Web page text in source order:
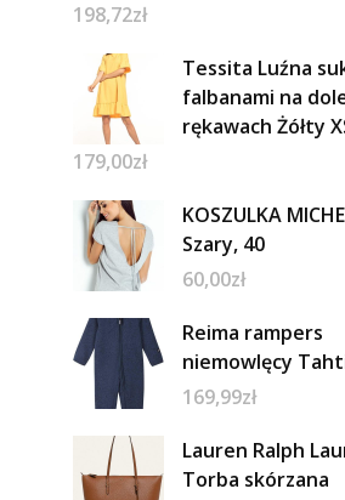
198,72zł
Tessita Luźna
falbanami na
rękawach Żółty
179,00zł
KOSZULKA
Szary, 40
60,00zł
Reima rampers
niemowlęcy
169,99zł
Lauren Ralph
Torba skórzana